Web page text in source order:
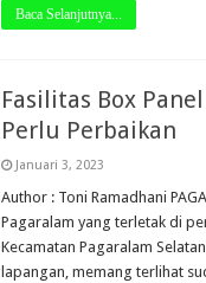
Baca Selanjutnya...
Fasilitas Box
Perlu Perbaikan
Januari 3, 2023
Author : Toni Ramadhani
Pagaralam yang terletak di
Kecamatan Pagaralam
lapangan, memang terlihat